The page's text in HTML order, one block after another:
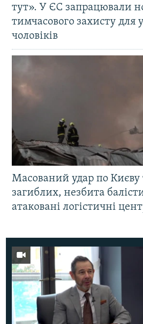
тут». У ЄС запрацювали
тимчасового захисту для
чоловіків
Масований удар по Києву
загиблих, незбита
атаковані логістичні